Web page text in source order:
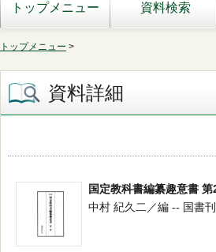
トップメニュー 資料検索
トップメニュー >
資料詳細
国定教科書編纂趣意書 第
中村 紀久二／編 -- 国書